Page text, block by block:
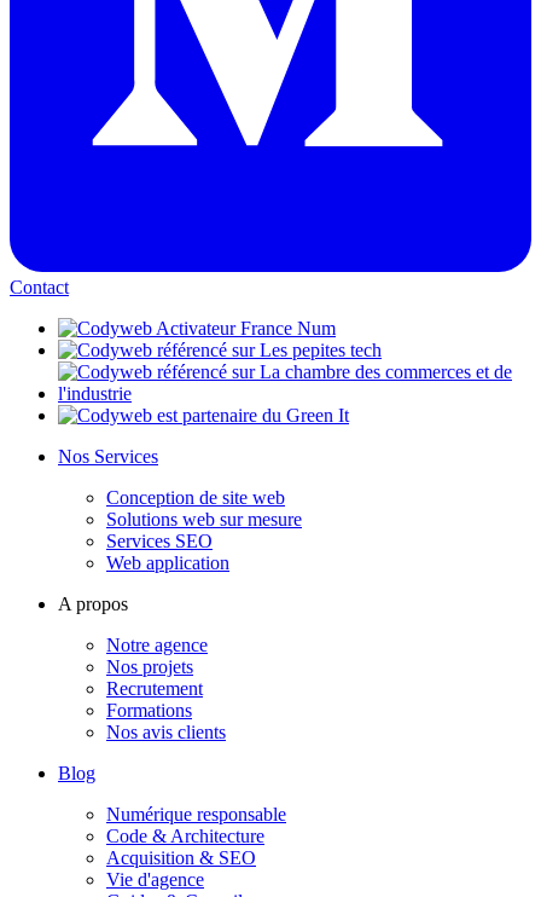
Contact
Nos Services
Conception de site web
Solutions web sur mesure
Services SEO
Web application
A propos
Notre agence
Nos projets
Recrutement
Formations
Nos avis clients
Blog
Numérique responsable
Code & Architecture
Acquisition & SEO
Vie d'agence